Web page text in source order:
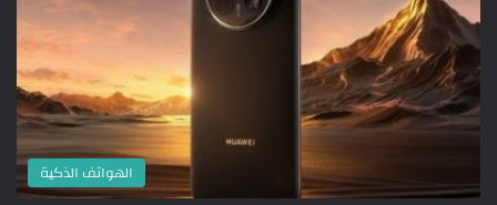
الهواتف الذكية